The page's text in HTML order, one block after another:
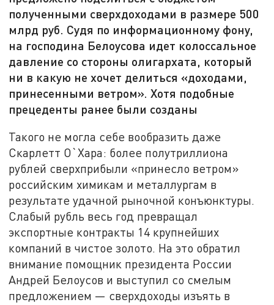
полученными сверхдоходами в размере 500
млрд руб. Судя по информационному фону,
на господина Белоусова идет колоссальное
давление со стороны олигархата, который
ни в какую не хочет делиться «доходами,
принесенными ветром». Хотя подобные
прецеденты ранее были созданы
Такого не могла себе вообразить даже
Скарлетт О`Хара: более полутриллиона
рублей сверхприбыли «принесло ветром»
российским химикам и металлургам в
результате удачной рыночной конъюнктуры.
Слабый рубль весь год превращал
экспортные контракты 14 крупнейших
компаний в чистое золото. На это обратил
внимание помощник президента России
Андрей Белоусов и выступил со смелым
предложением — сверхдоходы изъять в